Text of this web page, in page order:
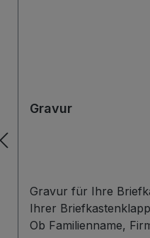
Gravur
Gravur für Ihre
Ihrer
Ob Familienname,